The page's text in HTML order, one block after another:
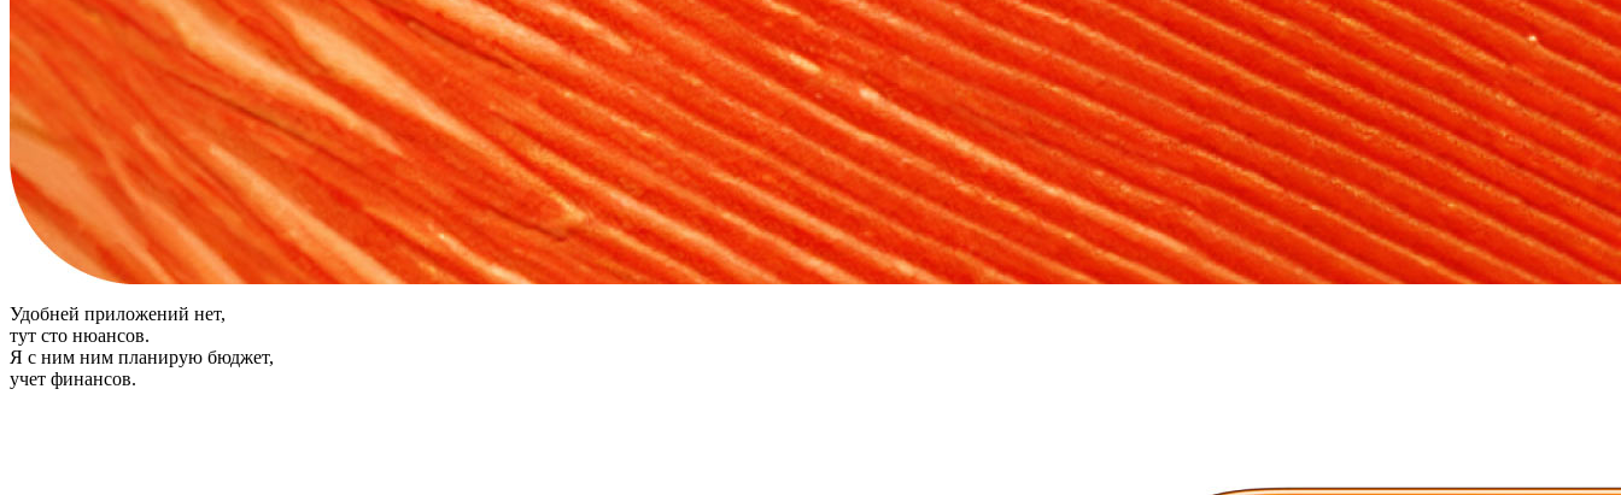
Удобней приложений нет,
тут сто нюансов.
Я с ним ним планирую бюджет,
учет финансов.